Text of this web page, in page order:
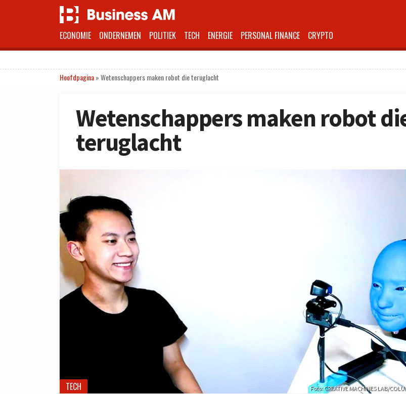
ECONOMIE ONDERNEMEN POLITIEK TECH ENERGIE PERSONAL FINANCE CRYPTO
Hoofdpagina»Wetenschappers maken robot die teruglacht
Wetenschappers maken robot
teruglacht
Foto: CREATIVE MACHINES LAB/
TECH